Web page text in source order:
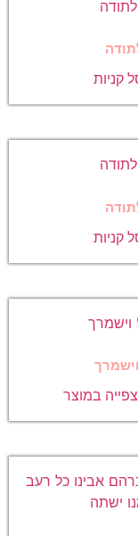
קניות
קניות
במוצר